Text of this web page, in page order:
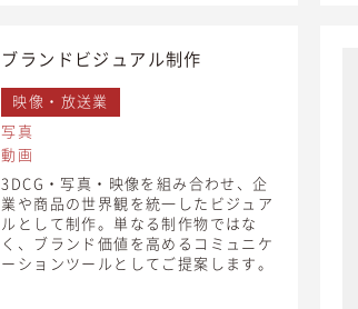
ブランドビジュアル制作
映像・放送業
写真
動画
3DCG・写真・映像を組み合わせ、企
業や商品の世界観を統一したビジュア
ルとして制作。単なる制作物ではな
く、ブランド価値を高めるコミュニケ
ーションツールとしてご提案します。